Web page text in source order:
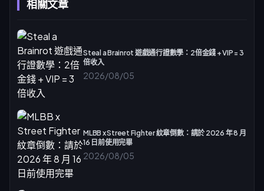
相關文章
Steal a Brainrot 遊戲通行證數學：2倍金錢 + VIP = 3
倍收入
2026/08/05
MLBB x Street Fighter 紋章倒數：請於 2026 年 8 月
16 日前使用完畢
2026/08/05